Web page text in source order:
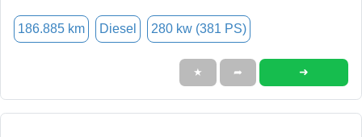
186.885 km Diesel 280 kw (381 PS)
★ ➦ ➜